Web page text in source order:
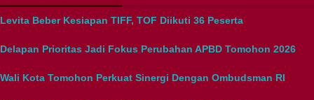
Levita Beber Kesiapan TIFF, TOF Diikuti 36 Peserta
Delapan Prioritas Jadi Fokus Perubahan APBD Tomohon 2026
Wali Kota Tomohon Perkuat Sinergi Dengan Ombudsman RI